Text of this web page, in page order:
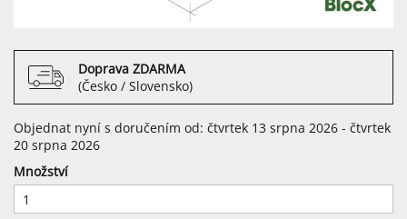
Doprava ZDARMA
(Česko / Slovensko)
Objednat nyní s doručením od: čtvrtek 13 srpna 2026 - čtvrtek
20 srpna 2026
Množství